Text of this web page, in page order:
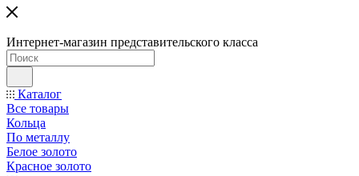
Интернет-магазин представительского класса
Каталог
Все товары
Кольца
По металлу
Белое золото
Красное золото